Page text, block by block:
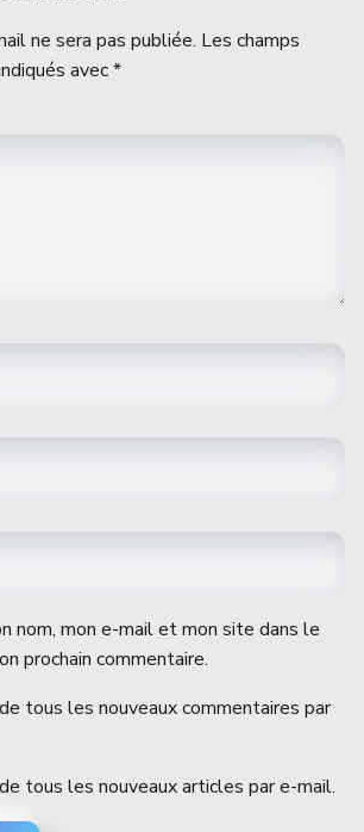
ne sera pas publiée. Les champs
avec*
nom, mon e-mail et mon site dans le
prochain commentaire.
tous les nouveaux commentaires par
tous les nouveaux articles par e-mail.